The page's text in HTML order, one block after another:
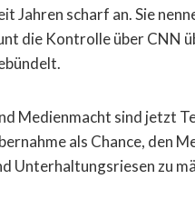
Jahren scharf an. Sie
die Kontrolle über CNN
Medienmacht sind jetzt
als Chance, den
Unterhaltungsriesen zu